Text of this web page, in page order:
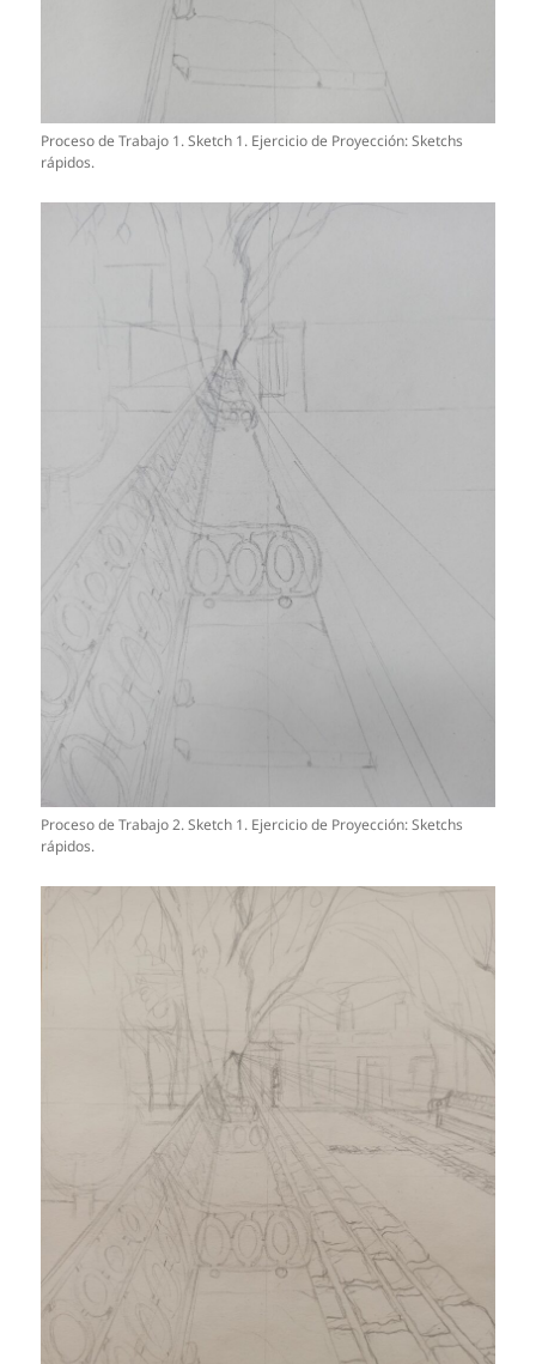
Proceso de Trabajo 1. Sketch 1. Ejercicio de Proyección: Sketchs
rápidos.
Proceso de Trabajo 2. Sketch 1. Ejercicio de Proyección: Sketchs
rápidos.